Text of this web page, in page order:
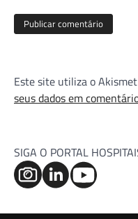
Este site utiliza o
seus dados em
SIGA O PORTAL